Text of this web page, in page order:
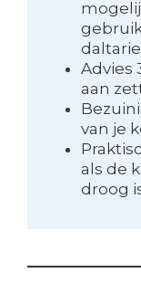
Advies
aan
van je
als de
droog